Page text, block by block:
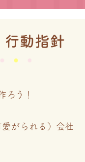
行動指針
ろう！
がられる）会社